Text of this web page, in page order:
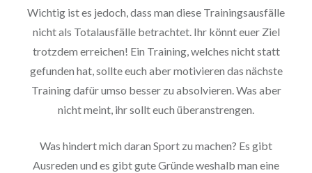
Wichtig ist es jedoch, dass man diese Trainingsausfälle
nicht als Totalausfälle betrachtet. Ihr könnt euer Ziel
trotzdem erreichen! Ein Training, welches nicht statt
gefunden hat, sollte euch aber motivieren das nächste
Training dafür umso besser zu absolvieren. Was aber
nicht meint, ihr sollt euch überanstrengen.
Was hindert mich daran Sport zu machen? Es gibt
Ausreden und es gibt gute Gründe weshalb man eine